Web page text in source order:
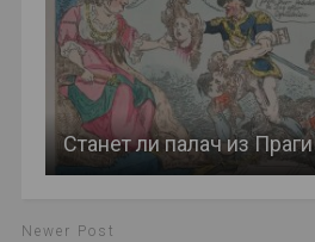
Станет ли палач из
Newer Post